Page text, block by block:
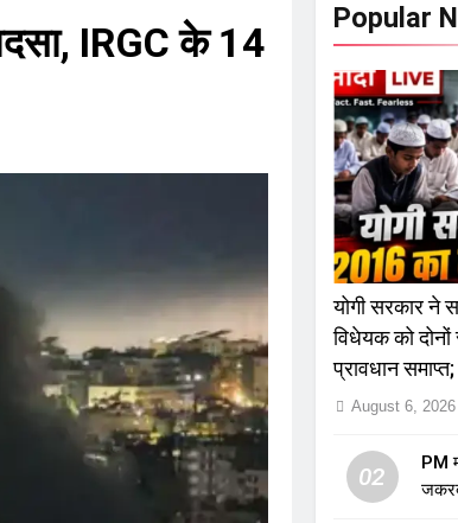
IRGC के 14
Popular
योगी सरकार ने
विधेयक को दोनों
प्रावधान
August 6, 2026
02
PM